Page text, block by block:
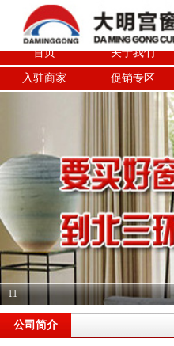
首页 关于我们
入驻商家 促销专区
11
公司简介